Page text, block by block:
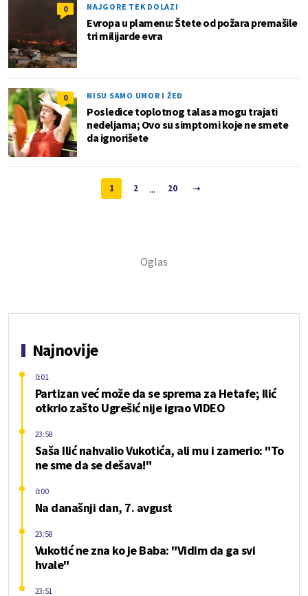
0 NAJGORE TEK DOLAZI
Evropa u plamenu: Štete od požara premašile
tri milijarde evra
0 NISU SAMO UMOR I ŽEĐ
Posledice toplotnog talasa mogu trajati
nedeljama; Ovo su simptomi koje ne smete
da ignorišete
1 2 ... 20
Najnovije
Partizan već može da se sprema za Hetafe; Ilić
otkrio zašto Ugrešić nije igrao VIDEO
0:01
Saša Ilić nahvalio Vukotića, ali mu i zamerio: "To
ne sme da se dešava!"
23:58
Na današnji dan, 7. avgust
0:00
Vukotić ne zna ko je Baba: "Vidim da ga svi
hvale"
23:58
23:51